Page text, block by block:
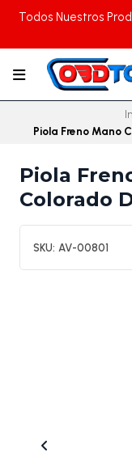
Todos Nuestros
Piola Freno Mano
Piola
Colorado
SKU: AV-00801